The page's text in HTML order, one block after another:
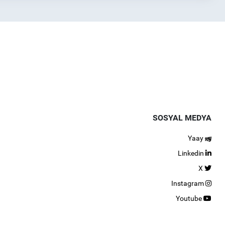
SOSYAL MEDYA
Yaay
Linkedin
X
Instagram
Youtube